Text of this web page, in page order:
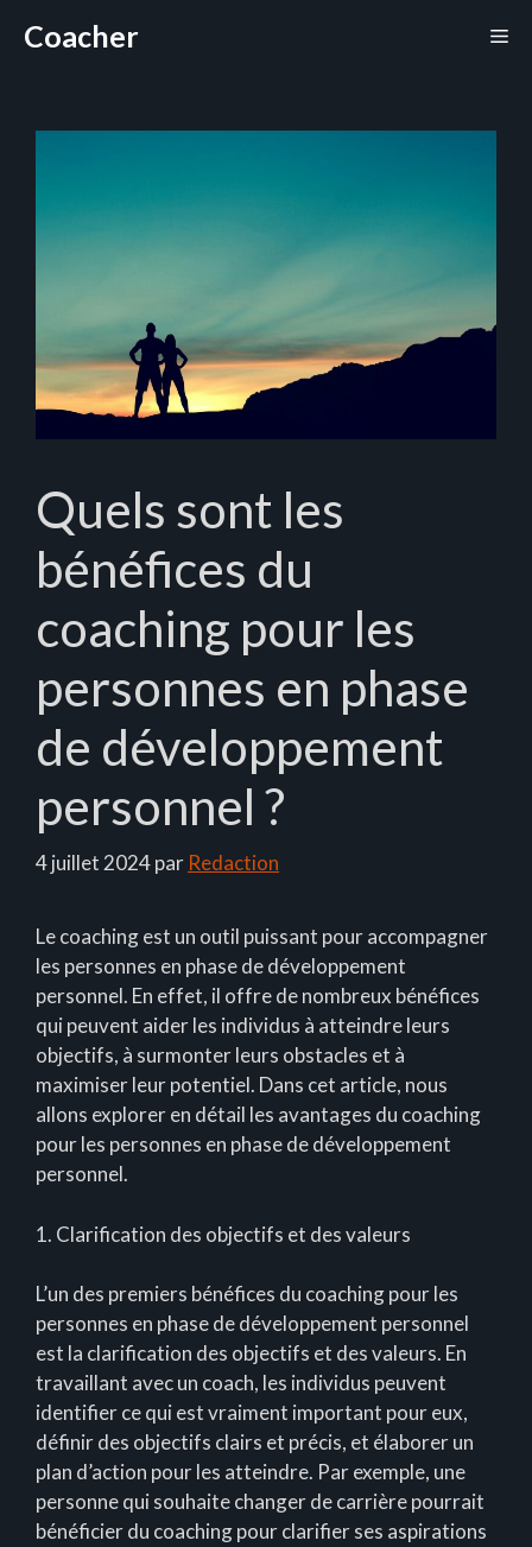
Coacher
Quels sont les
bénéfices du
coaching pour les
personnes en phase
de développement
personnel ?
4 juillet 2024par Redaction
Le coaching est un outil puissant pour accompagner
les personnes en phase de développement
personnel. En effet, il offre de nombreux bénéfices
qui peuvent aider les individus à atteindre leurs
objectifs, à surmonter leurs obstacles et à
maximiser leur potentiel. Dans cet article, nous
allons explorer en détail les avantages du coaching
pour les personnes en phase de développement
personnel.
1. Clarification des objectifs et des valeurs
L’un des premiers bénéfices du coaching pour les
personnes en phase de développement personnel
est la clarification des objectifs et des valeurs. En
travaillant avec un coach, les individus peuvent
identifier ce qui est vraiment important pour eux,
définir des objectifs clairs et précis, et élaborer un
plan d’action pour les atteindre. Par exemple, une
personne qui souhaite changer de carrière pourrait
bénéficier du coaching pour clarifier ses aspirations